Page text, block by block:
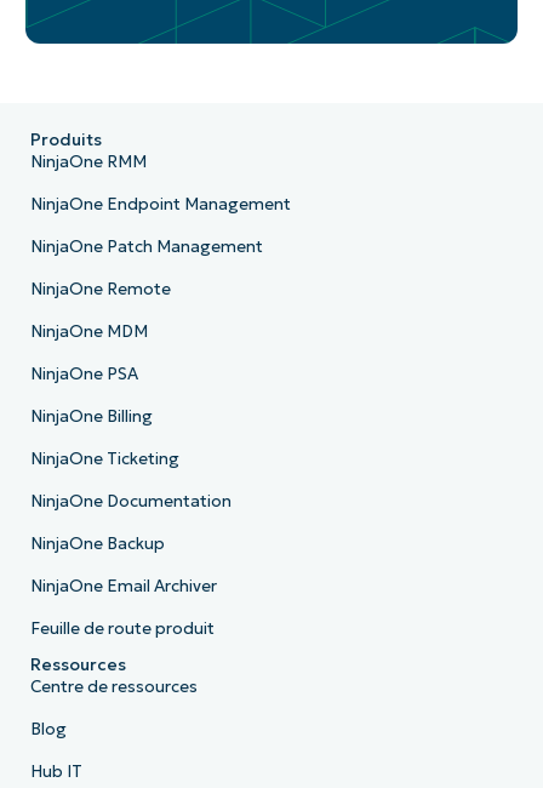
Produits
NinjaOne RMM
NinjaOne Endpoint Management
NinjaOne Patch Management
NinjaOne Remote
NinjaOne MDM
NinjaOne PSA
NinjaOne Billing
NinjaOne Ticketing
NinjaOne Documentation
NinjaOne Backup
NinjaOne Email Archiver
Feuille de route produit
Ressources
Centre de ressources
Blog
Hub IT